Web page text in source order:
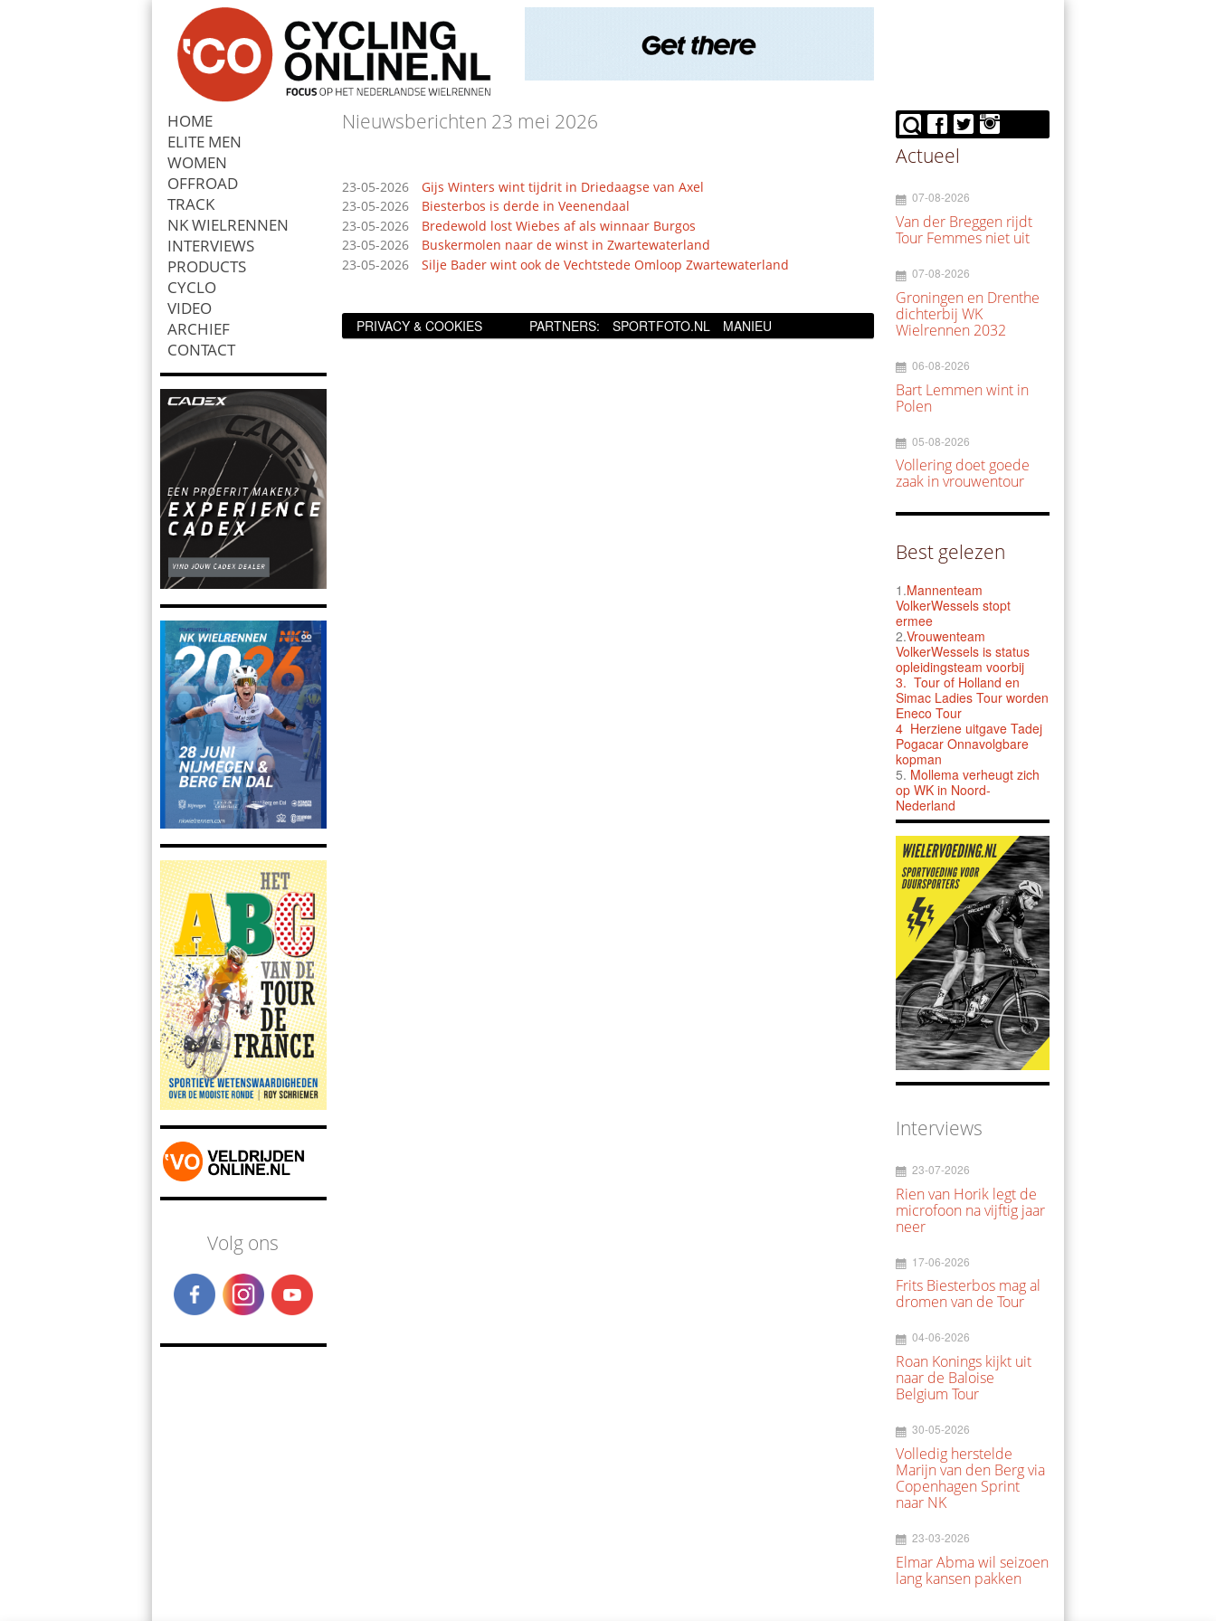
HOME
ELITE MEN
WOMEN
OFFROAD
TRACK
NK WIELRENNEN
INTERVIEWS
PRODUCTS
CYCLO
VIDEO
ARCHIEF
CONTACT
Zoek
Volg ons
Nieuwsberichten 23 mei 2026
23-05-2026
Gijs Winters wint tijdrit in Driedaagse van Axel
23-05-2026
Biesterbos is derde in Veenendaal
23-05-2026
Bredewold lost Wiebes af als winnaar Burgos
23-05-2026
Buskermolen naar de winst in Zwartewaterland
23-05-2026
Silje Bader wint ook de Vechtstede Omloop Zwartewaterland
PRIVACY & COOKIES PARTNERS: SPORTFOTO.NL MANIEU
Actueel
07-08-2026
Van der Breggen rijdt
Tour Femmes niet uit
07-08-2026
Groningen en Drenthe
dichterbij WK
Wielrennen 2032
06-08-2026
Bart Lemmen wint in
Polen
05-08-2026
Vollering doet goede
zaak in vrouwentour
Best gelezen
1.Mannenteam
VolkerWessels stopt
ermee
2.Vrouwenteam
VolkerWessels is status
opleidingsteam voorbij
3. Tour of Holland en
Simac Ladies Tour worden
Eneco Tour
4 Herziene uitgave Tadej
Pogacar Onnavolgbare
kopman
5. Mollema verheugt zich
op WK in Noord-
Nederland
Interviews
23-07-2026
Rien van Horik legt de
microfoon na vijftig jaar
neer
17-06-2026
Frits Biesterbos mag al
dromen van de Tour
04-06-2026
Roan Konings kijkt uit
naar de Baloise
Belgium Tour
30-05-2026
Volledig herstelde
Marijn van den Berg via
Copenhagen Sprint
naar NK
23-03-2026
Elmar Abma wil seizoen
lang kansen pakken